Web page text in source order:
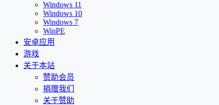
Windows 11
Windows 10
Windows 7
WinPE
安卓应用
游戏
关于本站
赞助会员
捐赠我们
关于赞助